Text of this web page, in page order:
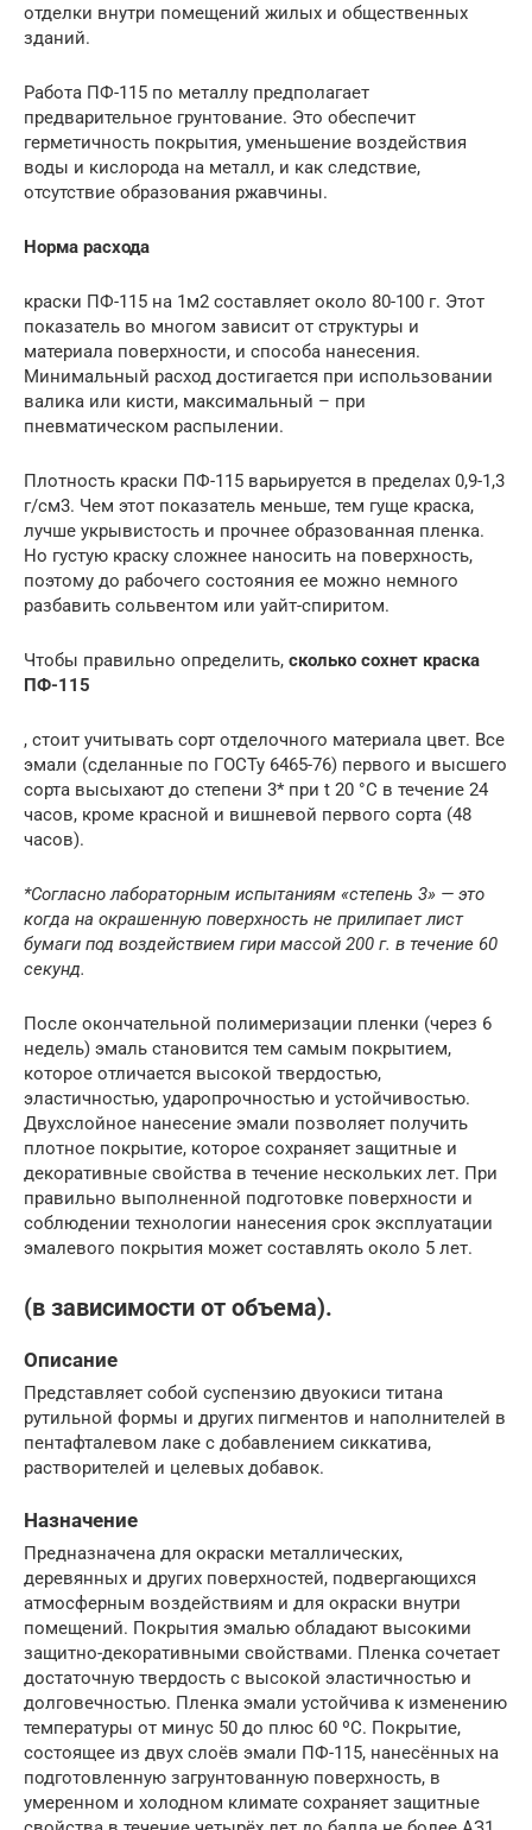
отделки внутри помещений жилых и общественных
зданий.
Работа ПФ-115 по металлу предполагает
предварительное грунтование. Это обеспечит
герметичность покрытия, уменьшение воздействия
воды и кислорода на металл, и как следствие,
отсутствие образования ржавчины.
Норма расхода
краски ПФ-115 на 1м2 составляет около 80-100 г. Этот
показатель во многом зависит от структуры и
материала поверхности, и способа нанесения.
Минимальный расход достигается при использовании
валика или кисти, максимальный – при
пневматическом распылении.
Плотность краски ПФ-115 варьируется в пределах 0,9-1,3
г/см3. Чем этот показатель меньше, тем гуще краска,
лучше укрывистость и прочнее образованная пленка.
Но густую краску сложнее наносить на поверхность,
поэтому до рабочего состояния ее можно немного
разбавить сольвентом или уайт-спиритом.
Чтобы правильно определить, сколько сохнет краска
ПФ-115
, стоит учитывать сорт отделочного материала цвет. Все
эмали (сделанные по ГОСТу 6465-76) первого и высшего
сорта высыхают до степени 3* при t 20 °С в течение 24
часов, кроме красной и вишневой первого сорта (48
часов).
*Согласно лабораторным испытаниям «степень 3» — это
когда на окрашенную поверхность не прилипает лист
бумаги под воздействием гири массой 200 г. в течение 60
секунд.
После окончательной полимеризации пленки (через 6
недель) эмаль становится тем самым покрытием,
которое отличается высокой твердостью,
эластичностью, ударопрочностью и устойчивостью.
Двухслойное нанесение эмали позволяет получить
плотное покрытие, которое сохраняет защитные и
декоративные свойства в течение нескольких лет. При
правильно выполненной подготовке поверхности и
соблюдении технологии нанесения срок эксплуатации
эмалевого покрытия может составлять около 5 лет.
(в зависимости от объема).
Описание
Представляет собой суспензию двуокиси титана
рутильной формы и других пигментов и наполнителей в
пентафталевом лаке с добавлением сиккатива,
растворителей и целевых добавок.
Назначение
Предназначена для окраски металлических,
деревянных и других поверхностей, подвергающихся
атмосферным воздействиям и для окраски внутри
помещений. Покрытия эмалью обладают высокими
защитно-декоративными свойствами. Пленка сочетает
достаточную твердость с высокой эластичностью и
долговечностью. Пленка эмали устойчива к изменению
температуры от минус 50 до плюс 60 ºС. Покрытие,
состоящее из двух слоёв эмали ПФ-115, нанесённых на
подготовленную загрунтованную поверхность, в
умеренном и холодном климате сохраняет защитные